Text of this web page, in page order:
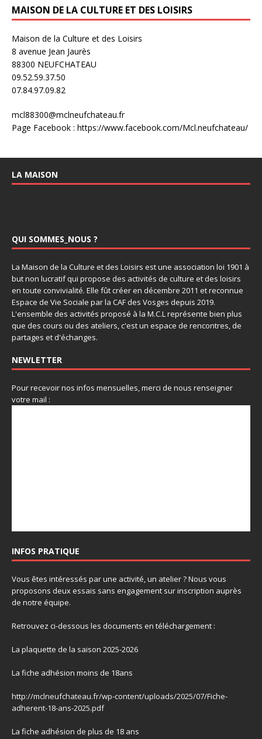
MAISON DE LA CULTURE ET DES LOISIRS
Maison de la Culture et des Loisirs
8 avenue Jean Jaurès
88300 NEUFCHATEAU
09.52.59.37.50
07.84.97.09.82
mcl88300@mclneufchateau.fr
Page Facebook : https://www.facebook.com/Mcl.neufchateau/
LA MAISON
QUI SOMMES_NOUS ?
La Maison de la Culture et des Loisirs est une association loi 1901 à
but non lucratif qui propose des activités de culture et des loisirs
en toute convivialité. Elle fût créer en décembre 2011 et reconnue
Espace de Vie Sociale par la CAF des Vosges depuis 2019.
L'ensemble des activités proposé à la M.C.L représente bien plus
que des cours ou des ateliers, c'est un espace de rencontres, de
partages et d'échanges.
NEWLETTER
Pour recevoir nos infos mensuelles, merci de nous renseigner
votre mail :
INFOS PRATIQUE
Vous êtes intéressés par une activité, un atelier ? Nous vous
proposons deux essais sans engagement sur inscription auprès
de notre équipe.
Retrouvez ci-dessous les documents en téléchargement :
La plaquette de la saison 2025-2026
La fiche adhésion moins de 18ans
http://mclneufchateau.fr/wp-content/uploads/2025/07/Fiche-
adherent-18-ans-2025.pdf
La fiche adhésion de plus de 18 ans